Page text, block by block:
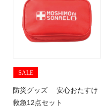
SALE
防災グッズ 安心おたすけ
救急12点セット